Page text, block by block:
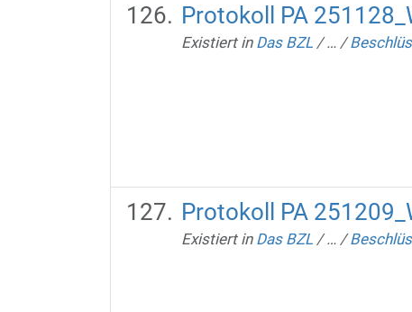
Protokoll PA
Existiert in Das BZL /… /
Protokoll PA
Existiert in Das BZL /… /